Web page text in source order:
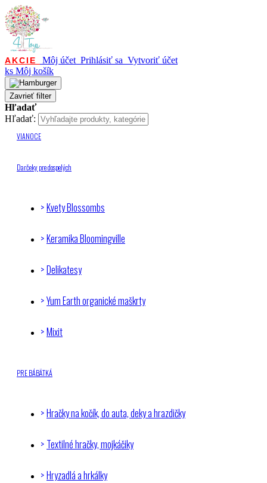
AKCIE Môj účet Prihlásiť sa Vytvoriť účet
ks Môj košík
Zavrieť filter
Hľadať
Hľadať:
VIANOCE
Darčeky pre dospelých
Kvety Blossombs
Keramika Bloomingville
Delikatesy
Yum Earth organické maškrty
Mixit
PRE BÁBÄTKÁ
Hračky na kočík, do auta, deky a hrazdičky
Textilné hračky, mojkáčiky
Hryzadlá a hrkálky